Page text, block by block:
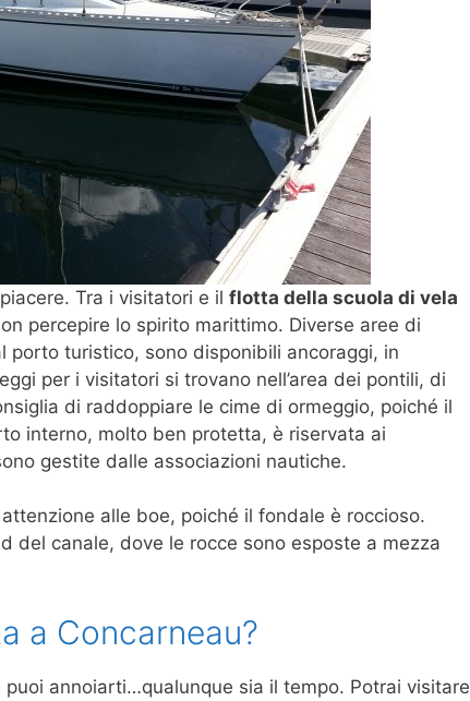
Tra i visitatori e il flotta della scuola di vela
percepire lo spirito marittimo. Diverse aree di
porto turistico, sono disponibili ancoraggi, in
per i visitatori si trovano nell’area dei pontili, di
di raddoppiare le cime di ormeggio, poiché il
interno, molto ben protetta, è riservata ai
gestite dalle associazioni nautiche.
alle boe, poiché il fondale è roccioso.
del canale, dove le rocce sono esposte a mezza
a Concarneau?
puoi annoiarti…qualunque sia il tempo. Potrai visitare